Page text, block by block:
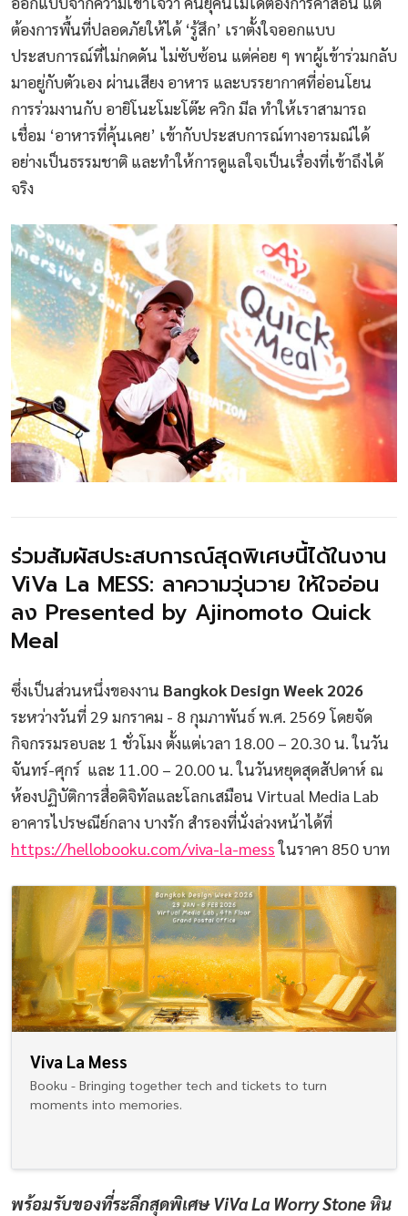
ต้องการพื้นที่ปลอดภัยให้ได้ ‘รู้สึก’ เราตั้งใจออกแบบ
ประสบการณ์ที่ไม่กดดัน ไม่ซับซ้อน แต่ค่อย ๆ พาผู้เข้าร่วมกลับ
มาอยู่กับตัวเอง ผ่านเสียง อาหาร และบรรยากาศที่อ่อนโยน
การร่วมงานกับ อายิโนะโมะโต๊ะ ควิก มีล ทำให้เราสามารถ
เชื่อม ‘อาหารที่คุ้นเคย’ เข้ากับประสบการณ์ทางอารมณ์ได้
อย่างเป็นธรรมชาติ และทำให้การดูแลใจเป็นเรื่องที่เข้าถึงได้
จริง
ร่วมสัมผัสประสบการณ์สุดพิเศษนี้ได้ในงาน
ViVa La MESS: ลาความวุ่นวาย ให้ใจอ่อน
ลง Presented by Ajinomoto Quick
Meal
ซึ่งเป็นส่วนหนึ่งของงาน Bangkok Design Week 2026
ระหว่างวันที่ 29 มกราคม - 8 กุมภาพันธ์ พ.ศ. 2569 โดยจัด
กิจกรรมรอบละ 1 ชั่วโมง ตั้งแต่เวลา 18.00 – 20.30 น. ในวัน
จันทร์-ศุกร์ และ 11.00 – 20.00 น. ในวันหยุดสุดสัปดาห์ ณ
ห้องปฏิบัติการสื่อดิจิทัลและโลกเสมือน Virtual Media Lab
อาคารไปรษณีย์กลาง บางรัก สำรองที่นั่งล่วงหน้าได้ที่
https://hellobooku.com/viva-la-messในราคา 850 บาท
Viva La Mess
Booku - Bringing together tech and tickets to turn
moments into memories.
พร้อมรับของที่ระลึกสุดพิเศษ ViVa La Worry Stone หิน